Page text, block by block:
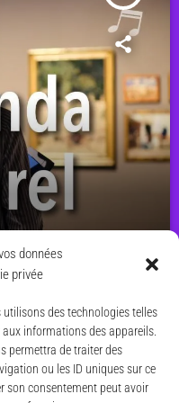
données
privée
des technologies telles
informations des appareils.
permettra de traiter des
ou les ID uniques sur ce
son consentement peut avoir
14 juin 2026